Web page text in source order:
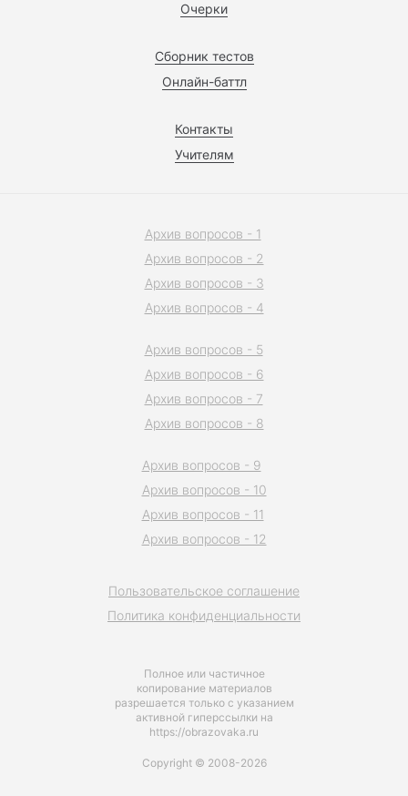
Очерки
Сборник тестов
Онлайн-баттл
Контакты
Учителям
Полное или частичное
копирование материалов
разрешается только с указанием
активной гиперссылки на
https://obrazovaka.ru
Пользовательское соглашение
Политика конфиденциальности
Архив вопросов - 1
Архив вопросов - 2
Архив вопросов - 3
Архив вопросов - 4
Архив вопросов - 5
Архив вопросов - 6
Архив вопросов - 7
Архив вопросов - 8
Архив вопросов - 9
Архив вопросов - 10
Архив вопросов - 11
Архив вопросов - 12
Copyright © 2008-2026